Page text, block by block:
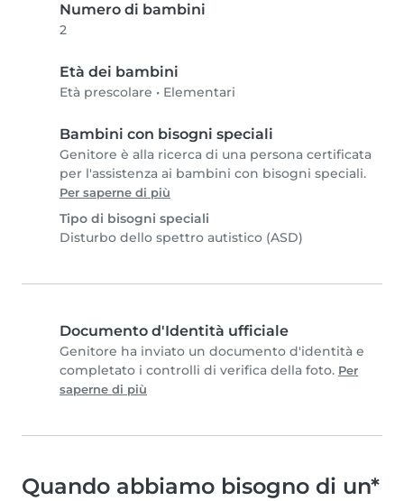
Numero di bambini
2
Età dei bambini
Età prescolare • Elementari
Bambini con bisogni speciali
Genitore è alla ricerca di una persona certificata
per l'assistenza ai bambini con bisogni speciali.
Per saperne di più
Tipo di bisogni speciali
Disturbo dello spettro autistico (ASD)
Documento d'Identità ufficiale
Genitore ha inviato un documento d'identità e
completato i controlli di verifica della foto. Per
saperne di più
Quando abbiamo bisogno di un*